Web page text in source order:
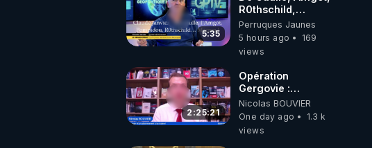
MARCHE 📷
5:35
R0thschild,
Macron &
Pompidou…
Macron Claude
X 2024
Perruques Jaunes
5 hours ago
169
views
2:25:21
Opération
Gergovie :
‪@38resistancegauloise‬
‪@MarionSigautOfficiel‬
‪@gladysriifard5710‬
Nicolas BOUVIER
One day ago
1.3 k
views